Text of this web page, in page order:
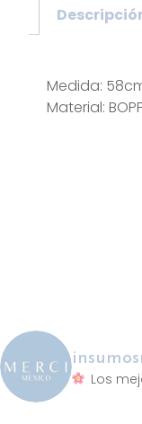
Medida:
Material:
Los